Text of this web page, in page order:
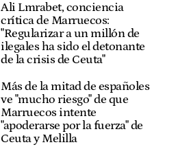
Ali Lmrabet, conciencia
crítica de Marruecos:
"Regularizar a un millón de
ilegales ha sido el detonante
de la crisis de Ceuta"
Más de la mitad de españoles
ve "mucho riesgo" de que
Marruecos intente
"apoderarse por la fuerza" de
Ceuta y Melilla